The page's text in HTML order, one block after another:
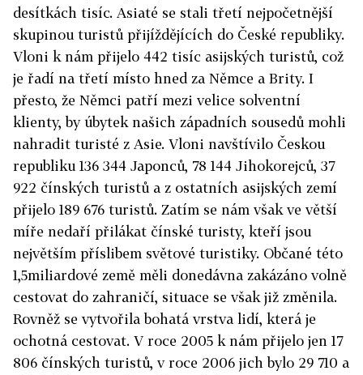
desítkách tisíc. Asiaté se stali třetí nejpočetnější
skupinou turistů přijíždějících do České republiky.
Vloni k nám přijelo 442 tisíc asijských turistů, což
je řadí na třetí místo hned za Němce a Brity. I
přesto, že Němci patří mezi velice solventní
klienty, by úbytek našich západních sousedů mohli
nahradit turisté z Asie. Vloni navštívilo Českou
republiku 136 344 Japonců, 78 144 Jihokorejců, 37
922 čínských turistů a z ostatních asijských zemí
přijelo 189 676 turistů. Zatím se nám však ve větší
míře nedaří přilákat čínské turisty, kteří jsou
největším příslibem světové turistiky. Občané této
1,5miliardové země měli donedávna zakázáno volně
cestovat do zahraničí, situace se však již změnila.
Rovněž se vytvořila bohatá vrstva lidí, která je
ochotná cestovat. V roce 2005 k nám přijelo jen 17
806 čínských turistů, v roce 2006 jich bylo 29 710 a